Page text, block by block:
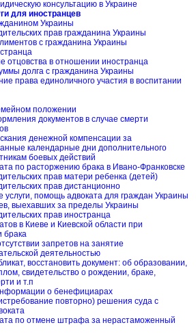
консультацию в Украине
для иностранцев
Украины
прав гражданина Украины
с гражданина Украины
отцовства в отношении иностранца
долга с гражданина Украины
права единоличного участия в воспитании
положении
документов в случае смерти
денежной компенсации за
календарные дни дополнительного
боевых действий
по расторжению брака в Ивано-Франковске
прав матери ребенка (детей)
прав дистанционно
услуги, помощь адвоката для граждан Украины
выехавших за пределы Украины
прав иностранца
в Киеве и Киевской области при
брака
запретов на занятие
деятельностью
восстановить документ: об образовании,
свидетельство о рождении, браке,
и т.п
о бенефициарах
повторно) решения суда с
по отмене штрафа за нерастаможенный